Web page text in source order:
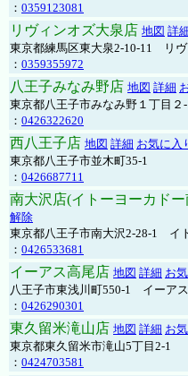
： 0359123081
リヴィンオズ大泉店 地図 詳
東京都練馬区東大泉2-10-11 リ
： 0359355972
八王子みなみ野店 地図 詳細
東京都八王子市みなみ野１丁目２-
： 0426322620
西八王子店 地図 詳細 お気に入
東京都八王子市並木町35-1
： 0426687711
南大沢店(イトーヨーカド
解除
東京都八王子市南大沢2-28-1 イ
： 0426533681
イーアス高尾店 地図 詳細 お
八王子市東浅川町550-1 イーア
： 0426290301
東久留米滝山店 地図 詳細 お
東京都東久留米市滝山5丁目2-1
： 0424703581